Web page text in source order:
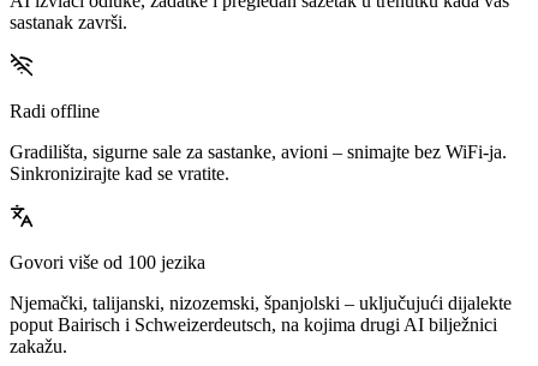
sastanak završi.
Radi offline
Gradilišta, sigurne sale za sastanke, avioni – snimajte bez WiFi-ja.
Sinkronizirajte kad se vratite.
Govori više od 100 jezika
Njemački, talijanski, nizozemski, španjolski – uključujući dijalekte
poput Bairisch i Schweizerdeutsch, na kojima drugi AI bilježnici
zakažu.